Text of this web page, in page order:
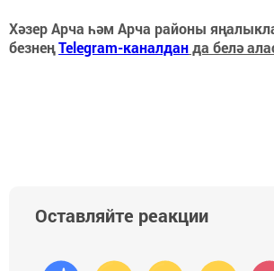
Хәзер Арча һәм Арча районы
безнеңTelegram-каналданда белә
Оставляйте реакции